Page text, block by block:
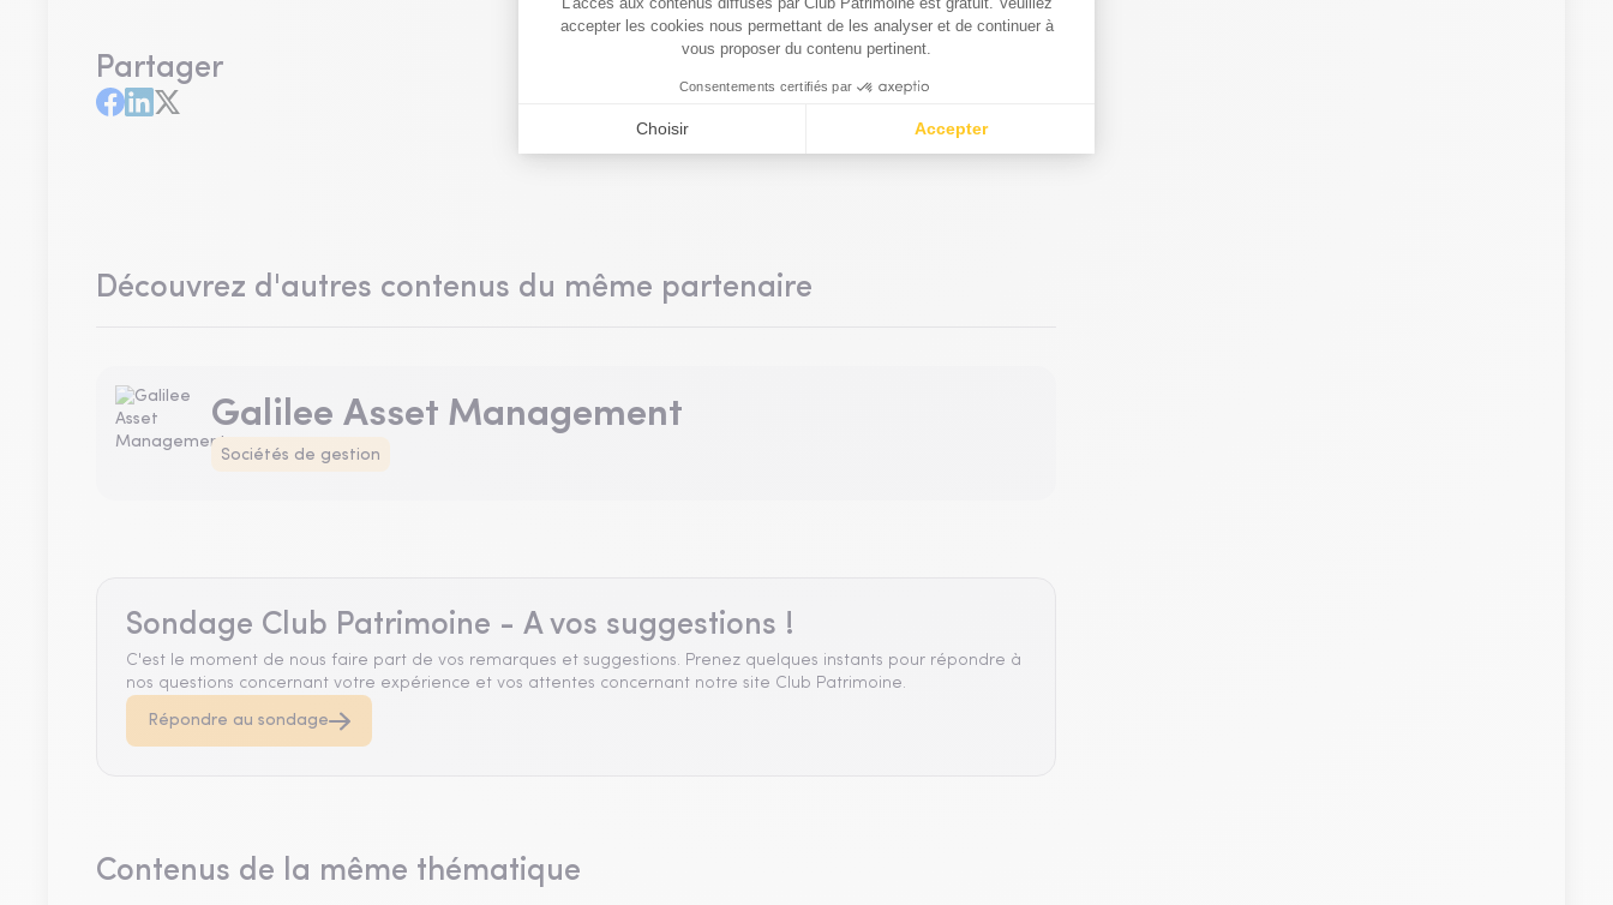
Partager
Découvrez d'autres contenus du même partenaire
Galilee Asset Management
Sociétés de gestion
Sondage Club Patrimoine - A vos suggestions !
C'est le moment de nous faire part de vos remarques et suggestions. Prenez quelques instants pour répondre à
nos questions concernant votre expérience et vos attentes concernant notre site Club Patrimoine.
Répondre au sondage
Contenus de la même thématique